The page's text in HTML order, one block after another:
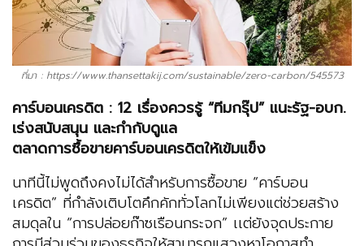
ที่มา : https://www.thansettakij.com/sustainable/zero-carbon/545573
คาร์บอนเครดิต : 12 เรื่องควรรู้ “ทีมกรุ๊ป” แนะรัฐ-อบก.
เร่งสนับสนุน เเละกำกับดูแล
ตลาดการซื้อขายคาร์บอนเครดิตให้เข้มแข็ง
นาทีนี้ไม่พูดถึงคงไม่ได้สำหรับการซื้อขาย “คาร์บอน
เครดิต” ที่กำลังเติบโตคึกคักทั่วโลกไม่เพียงแต่ช่วยสร้าง
สมดุลใน “การปล่อยก๊าซเรือนกระจก” เเต่ยังจุดประกาย